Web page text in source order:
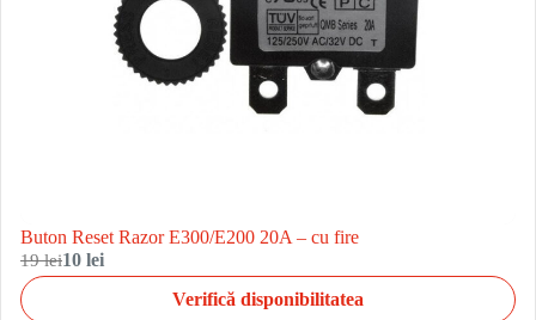
Buton Reset Razor E300/E200 20A – cu fire
19 lei10 lei
Verifică disponibilitatea